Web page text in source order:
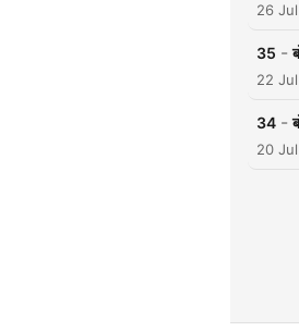
26
35 -
22
34 -
20